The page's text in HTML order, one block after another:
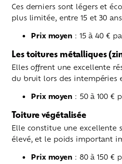
Ces derniers sont légers et
plus limitée, entre 15 et 30
Prix moyen : 15 à 40 €
Les toitures métalliques
Elles offrent une excellente
du bruit lors des intempéries
Prix moyen : 50 à 100 €
Toiture végétalisée
Elle constitue une excellente
élevé, et le poids important
Prix moyen : 80 à 150 €